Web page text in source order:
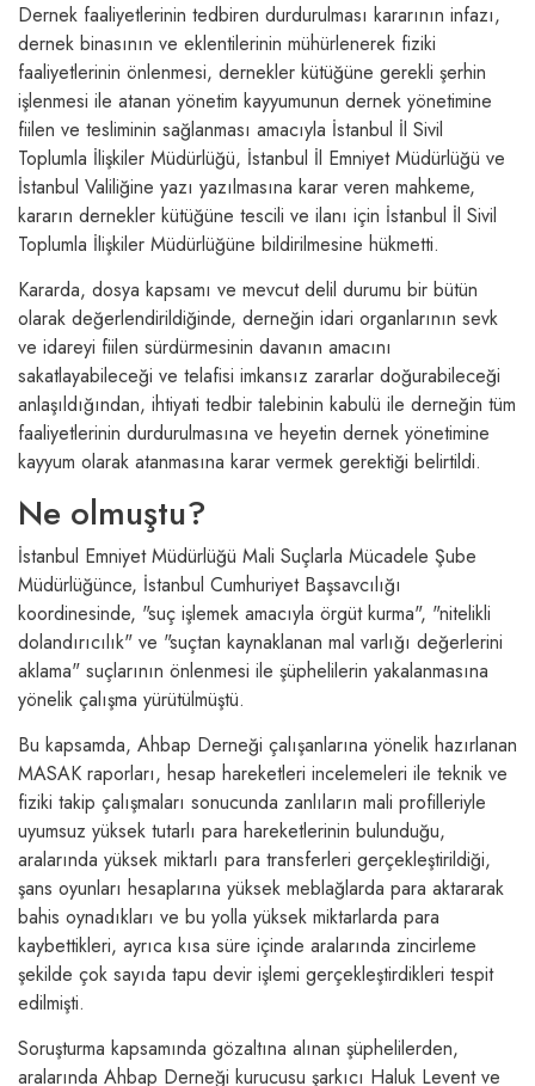
Dernek faaliyetlerinin tedbiren durdurulması kararının infazı,
dernek binasının ve eklentilerinin mühürlenerek fiziki
faaliyetlerinin önlenmesi, dernekler kütüğüne gerekli şerhin
işlenmesi ile atanan yönetim kayyumunun dernek yönetimine
fiilen ve tesliminin sağlanması amacıyla İstanbul İl Sivil
Toplumla İlişkiler Müdürlüğü, İstanbul İl Emniyet Müdürlüğü ve
İstanbul Valiliğine yazı yazılmasına karar veren mahkeme,
kararın dernekler kütüğüne tescili ve ilanı için İstanbul İl Sivil
Toplumla İlişkiler Müdürlüğüne bildirilmesine hükmetti.
Kararda, dosya kapsamı ve mevcut delil durumu bir bütün
olarak değerlendirildiğinde, derneğin idari organlarının sevk
ve idareyi fiilen sürdürmesinin davanın amacını
sakatlayabileceği ve telafisi imkansız zararlar doğurabileceği
anlaşıldığından, ihtiyati tedbir talebinin kabulü ile derneğin tüm
faaliyetlerinin durdurulmasına ve heyetin dernek yönetimine
kayyum olarak atanmasına karar vermek gerektiği belirtildi.
Ne olmuştu?
İstanbul Emniyet Müdürlüğü Mali Suçlarla Mücadele Şube
Müdürlüğünce, İstanbul Cumhuriyet Başsavcılığı
koordinesinde, "suç işlemek amacıyla örgüt kurma", "nitelikli
dolandırıcılık" ve "suçtan kaynaklanan mal varlığı değerlerini
aklama" suçlarının önlenmesi ile şüphelilerin yakalanmasına
yönelik çalışma yürütülmüştü.
Bu kapsamda, Ahbap Derneği çalışanlarına yönelik hazırlanan
MASAK raporları, hesap hareketleri incelemeleri ile teknik ve
fiziki takip çalışmaları sonucunda zanlıların mali profilleriyle
uyumsuz yüksek tutarlı para hareketlerinin bulunduğu,
aralarında yüksek miktarlı para transferleri gerçekleştirildiği,
şans oyunları hesaplarına yüksek meblağlarda para aktararak
bahis oynadıkları ve bu yolla yüksek miktarlarda para
kaybettikleri, ayrıca kısa süre içinde aralarında zincirleme
şekilde çok sayıda tapu devir işlemi gerçekleştirdikleri tespit
edilmişti.
Soruşturma kapsamında gözaltına alınan şüphelilerden,
aralarında Ahbap Derneği kurucusu şarkıcı Haluk Levent ve